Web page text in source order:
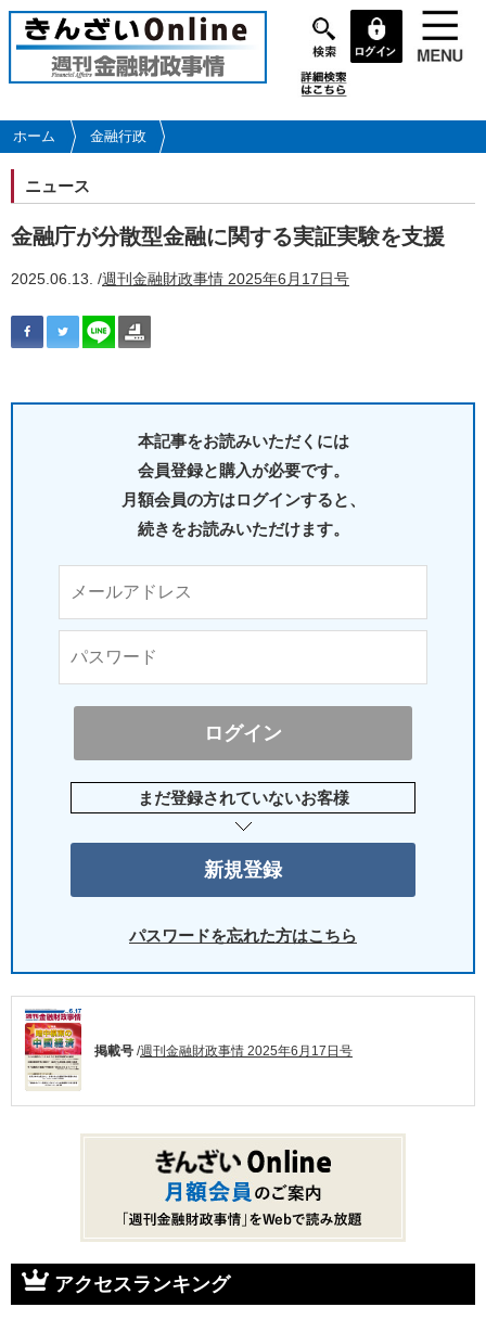
メ
イ
コ
ン
に
移
動
ホーム 金融行政
ニュース
金融庁が分散型金融に関する実証実験を支援
2025.06.13. /週刊金融財政事情 2025年6月17日号
本記事をお読みいただくには
会員登録と購入が必要です。
月額会員の方はログインすると、
続きをお読みいただけます。
まだ登録されていないお客様
パスワードを忘れた方はこちら
掲載号 /週刊金融財政事情 2025年6月17日号
アクセスランキング